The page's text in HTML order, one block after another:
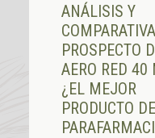
ANÁLISIS Y
PROSPECTO
AERO RED 40
¿EL MEJOR
PRODUCTO DE